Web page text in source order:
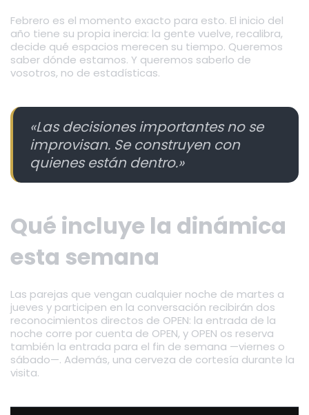
Febrero es el momento exacto para esto. El inicio del
año tiene su propia inercia: la gente vuelve, recalibra,
decide qué espacios merecen su tiempo. Queremos
saber dónde estamos. Y queremos saberlo de
vosotros, no de estadísticas.
«Las decisiones importantes no se
improvisan. Se construyen con
quienes están dentro.»
Qué incluye la dinámica
esta semana
Las parejas que vengan cualquier noche de martes a
jueves y participen en la conversación recibirán dos
reconocimientos directos de OPEN: la entrada de la
noche corre por cuenta de OPEN, y OPEN os reserva
también la entrada para el fin de semana —viernes o
sábado—. Además, una cerveza de cortesía durante la
visita.